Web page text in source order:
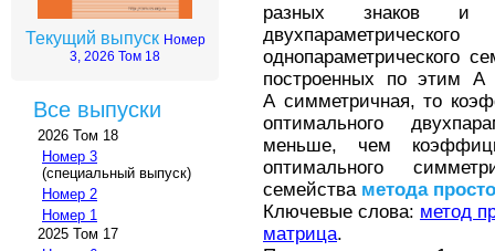
Текущий выпуск Номер
3, 2026 Том 18
Все выпуски
2026 Том 18
Номер 3
(специальный выпуск)
Номер 2
Номер 1
2025 Том 17
разных знаков и
однопараметрического
построенных по этим
A симметричная, то
оптимального
меньше, чем
оптимального
семейства метода
Ключевые слова: метод
матрица.